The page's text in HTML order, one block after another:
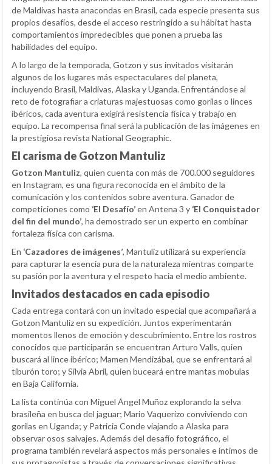
de Maldivas hasta anacondas en Brasil, cada especie presenta sus
propios desafíos, desde el acceso restringido a su hábitat hasta
comportamientos impredecibles que ponen a prueba las
habilidades del equipo.
A lo largo de la temporada, Gotzon y sus invitados visitarán
algunos de los lugares más espectaculares del planeta,
incluyendo Brasil, Maldivas, Alaska y Uganda. Enfrentándose al
reto de fotografiar a criaturas majestuosas como gorilas o linces
ibéricos, cada aventura exigirá resistencia física y trabajo en
equipo. La recompensa final será la publicación de las imágenes en
la prestigiosa revista National Geographic.
El carisma de Gotzon Mantuliz
Gotzon Mantuliz, quien cuenta con más de 700.000 seguidores
en Instagram, es una figura reconocida en el ámbito de la
comunicación y los contenidos sobre aventura. Ganador de
competiciones como ‘El Desafío’en Antena 3 y ‘El Conquistador
del fin del mundo’, ha demostrado ser un experto en combinar
fortaleza física con carisma.
En ‘Cazadores de imágenes’, Mantuliz utilizará su experiencia
para capturar la esencia pura de la naturaleza mientras comparte
su pasión por la aventura y el respeto hacia el medio ambiente.
Invitados destacados en cada episodio
Cada entrega contará con un invitado especial que acompañará a
Gotzon Mantuliz en su expedición. Juntos experimentarán
momentos llenos de emoción y descubrimiento. Entre los rostros
conocidos que participarán se encuentran Arturo Valls, quien
buscará al lince ibérico; Mamen Mendizábal, que se enfrentará al
tiburón toro; y Silvia Abril, quien buceará entre mantas mobulas
en Baja California.
La lista continúa con Miguel Ángel Muñoz explorando la selva
brasileña en busca del jaguar; Mario Vaquerizo conviviendo con
gorilas en Uganda; y Patricia Conde viajando a Alaska para
observar osos salvajes. Además del desafío fotográfico, el
programa también revelará aspectos más personales e íntimos de